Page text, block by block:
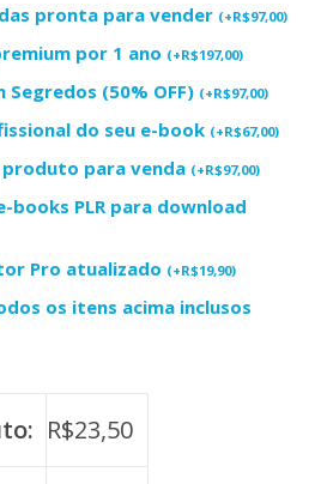
pronta para vender (+R$97,00)
por 1 ano (+R$197,00)
Segredos (50% OFF) (+R$97,00)
do seu e-book (+R$67,00)
produto para venda (+R$97,00)
books PLR para download
Pro atualizado (+R$19,90)
os itens acima inclusos
R$23,50